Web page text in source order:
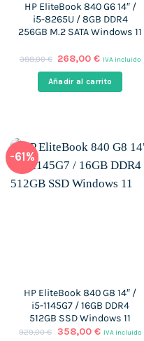
HP EliteBook 840 G6 14″ /
i5-8265U / 8GB DDR4
256GB M.2 SATA Windows 11
388,00€ El
original
era:
268,00€El
actual
es:
IVA incluido
Añadir al carrito
-61%
HP EliteBook 840 G8 14″ /
i5-1145G7 / 16GB DDR4
512GB SSD Windows 11
929,00€ El
358,00 €ElIVA incluido